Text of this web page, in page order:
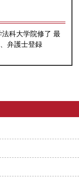
科大学院修了 最
弁護士登録